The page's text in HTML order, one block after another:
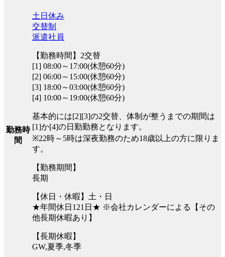
勤務時
間
土日休み
交替制
派遣社員
【勤務時間】2交替
[1] 08:00～17:00(休憩60分)
[2] 06:00～15:00(休憩60分)
[3] 18:00～03:00(休憩60分)
[4] 10:00～19:00(休憩60分)
基本的には[2][3]の2交替、体制が整うまでの期間は
[1]か[4]の日勤勤務となります。
※22時～5時は深夜勤務のため18歳以上の方に限りま
す。
【勤務期間】
長期
【休日・休暇】土・日
★年間休日121日★ ※会社カレンダーによる【その
他長期休暇あり】
【長期休暇】
GW,夏季,冬季